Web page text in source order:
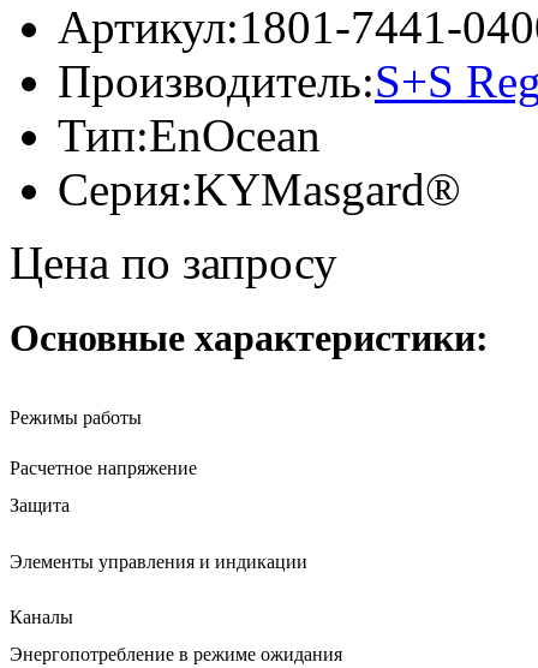
Артикул:1801-7441-
Производитель:S+S
Тип:EnOcean
Серия:KYMasgard®
Цена по запросу
Основные характеристики:
Режимы работы
Расчетное напряжение
Защита
Элементы управления и индикации
Каналы
Энергопотребление в режиме ожидания